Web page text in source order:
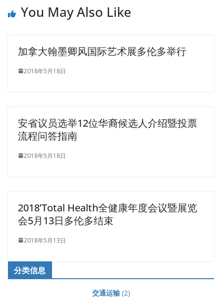
You May Also Like
加拿大翰墨卿风国际艺术展多伦多举行
2018年5月18日
安省议员选举12位华裔候选人介绍暨投票
流程问答指南
2018年5月18日
2018’Total Health全健康年度会议暨展览
会5月13日多伦多结束
2018年5月13日
分类信息
交通运输(2)